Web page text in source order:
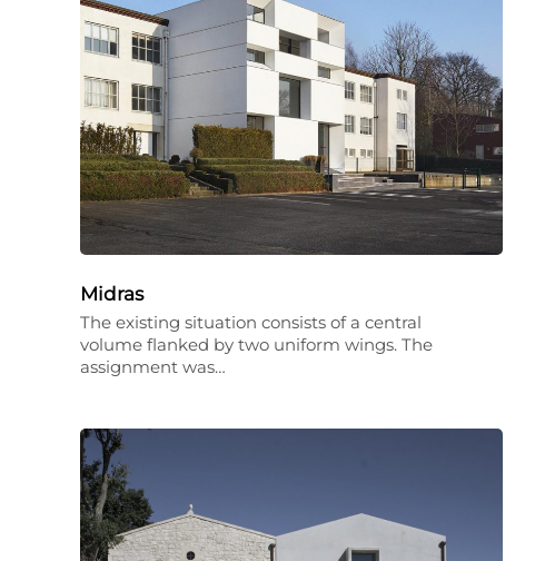
Midras
The existing situation consists of a central
volume flanked by two uniform wings. The
assignment was…